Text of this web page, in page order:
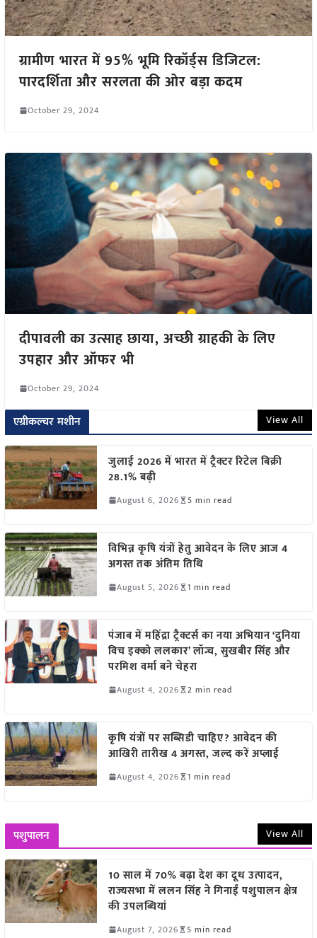
ग्रामीण भारत में 95% भूमि रिकॉर्ड्स डिजिटल:
पारदर्शिता और सरलता की ओर बड़ा कदम
October 29, 2024
दीपावली का उत्साह छाया, अच्छी ग्राहकी के लिए
उपहार और ऑफर भी
October 29, 2024
एग्रीकल्चर मशीन View All
जुलाई 2026 में भारत में ट्रैक्टर रिटेल बिक्री
28.1% बढ़ी
August 6, 2026 5 min read
विभिन्न कृषि यंत्रों हेतु आवेदन के लिए आज 4
अगस्त तक अंतिम तिथि
August 5, 2026 1 min read
पंजाब में महिंद्रा ट्रैक्टर्स का नया अभियान ‘दुनिया
विच इक्को ललकार’ लॉन्च, सुखबीर सिंह और
परमिश वर्मा बने चेहरा
August 4, 2026 2 min read
कृषि यंत्रों पर सब्सिडी चाहिए? आवेदन की
आखिरी तारीख 4 अगस्त, जल्द करें अप्लाई
August 4, 2026 1 min read
पशुपालन View All
10 साल में 70% बढ़ा देश का दूध उत्पादन,
राज्यसभा में ललन सिंह ने गिनाईं पशुपालन क्षेत्र
की उपलब्धियां
August 7, 2026 5 min read